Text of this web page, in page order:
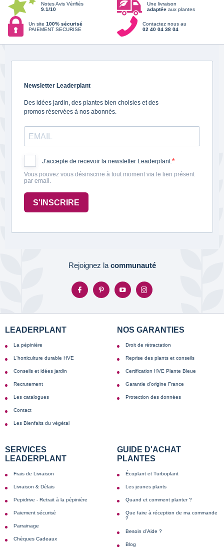
Notes Avis Vérifiés
9.1/10
Une livraison
adaptée aux plantes
Un site 100% sécurisé
PAIEMENT SECURISE
Contactez nous au
02 40 04 38 04
Newsletter Leaderplant
Des idées jardin, des plantes bien choisies et des
promos réservées à nos abonnés.
J’accepte de recevoir la newsletter Leaderplant.
Vous pouvez vous désinscrire à tout moment via le lien présent
par email.
S'INSCRIRE
Rejoignez la communauté
LEADERPLANT
La pépinière
L'horticulture durable HVE
Conseils et idées jardin
Recrutement
Les catalogues
Contact
Les Bienfaits du végétal
NOS GARANTIES
Droit de rétractation
Reprise des plants et conseils
Certification HVE Plante Bleue
Garantie d'origine France
Protection des données
SERVICES
LEADERPLANT
Frais de Livraison
Livraison & Délais
Pepidrive - Retrait à la pépinière
Paiement sécurisé
Parrainage
Chèques Cadeaux
GUIDE D'ACHAT
PLANTES
Écoplant et Turboplant
Les jeunes plants
Quand et comment planter ?
Que faire à réception de ma commande
?
Besoin d'Aide ?
Blog